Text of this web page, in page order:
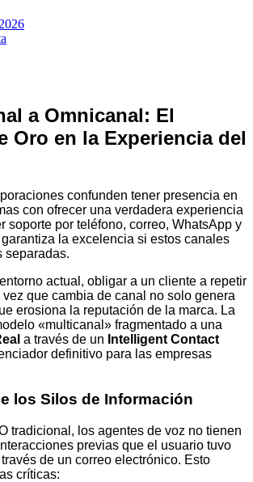
a Omnicanal: El
Oro en la Experiencia del
confunden tener presencia en
con ofrecer una verdadera experiencia
soporte por teléfono, correo, WhatsApp y
la excelencia si estos canales
separadas.
actual, obligar a un cliente a repetir
que cambia de canal no solo genera
erosiona la reputación de la marca. La
«multicanal» fragmentado a una
a través de un Intelligent Contact
definitivo para las empresas
los Silos de Información
tradicional, los agentes de voz no tienen
previas que el usuario tuvo
de un correo electrónico. Esto
críticas: